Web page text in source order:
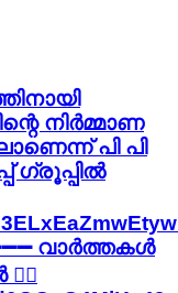
നിർമ്മാണ
പി പി
വാർത്തകൾ